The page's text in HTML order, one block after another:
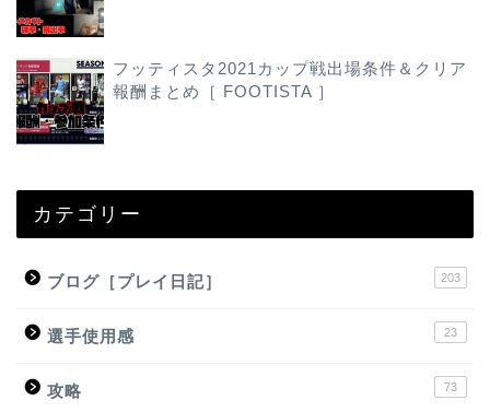
フッティスタ2021カップ戦出場条件＆クリア
報酬まとめ［ FOOTISTA ］
カテゴリー
ブログ［プレイ日記］ 203
選手使用感 23
攻略 73